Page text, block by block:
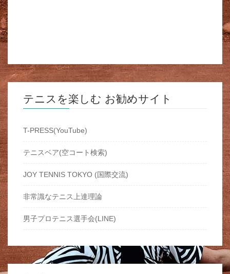
テニスを楽しむ お勧めサイト
T-PRESS(YouTube)
テニスベア(空コート検索)
JOY TENNIS TOKYO (国際交流)
非常識なテニス上達理論
男子プロテニス選手会(LINE)